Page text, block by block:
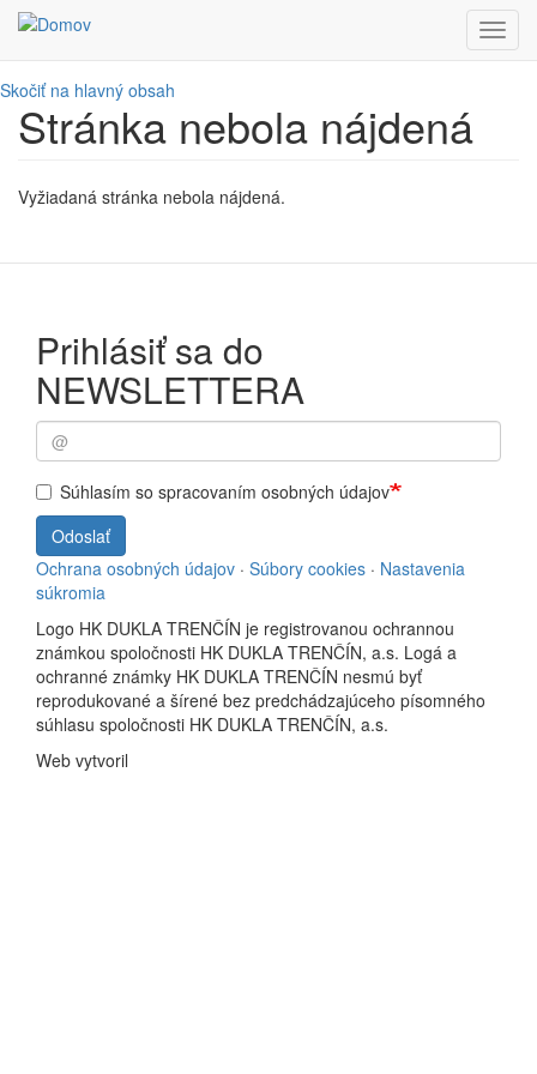
Skočiť na hlavný obsah
Stránka nebola nájdená
Vyžiadaná stránka nebola nájdená.
Prihlásiť sa do
NEWSLETTERA
Súhlasím so spracovaním osobných údajov
Odoslať
Ochrana osobných údajov · Súbory cookies · Nastavenia
súkromia
Logo HK DUKLA TRENČÍN je registrovanou ochrannou
známkou spoločnosti HK DUKLA TRENČÍN, a.s. Logá a
ochranné známky HK DUKLA TRENČÍN nesmú byť
reprodukované a šírené bez predchádzajúceho písomného
súhlasu spoločnosti HK DUKLA TRENČÍN, a.s.
Web vytvoril